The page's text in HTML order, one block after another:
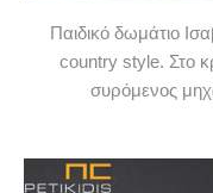
Παιδικό δωμάτιο
country style. Στο
συρόμενος